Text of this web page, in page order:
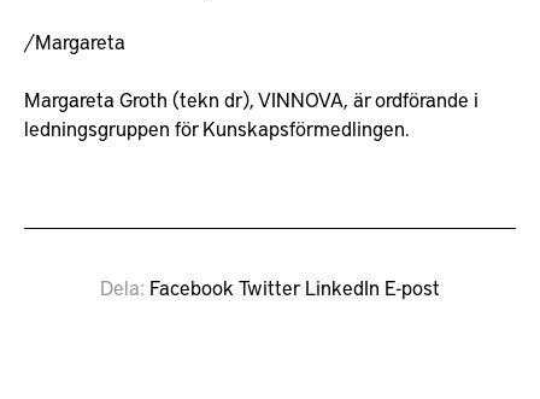
/Margareta
Margareta Groth (tekn dr), VINNOVA, är ordförande i
ledningsgruppen för Kunskapsförmedlingen.
Dela Facebook Twitter LinkedIn E-post